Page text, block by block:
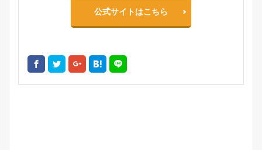
公式サイトはこちら